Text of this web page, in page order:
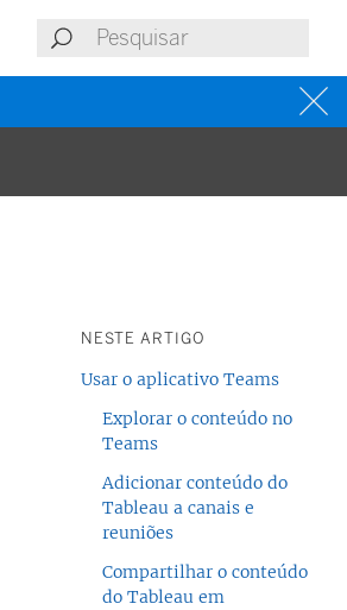
NESTE ARTIGO
Usar o aplicativo Teams
Explorar o conteúdo no
Teams
Adicionar conteúdo do
Tableau a canais e
reuniões
Compartilhar o conteúdo
do Tableau em